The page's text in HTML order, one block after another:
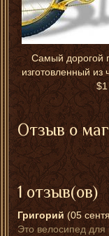
Самый дорогой
изготовленный из
Отзыв о
1 отзыв(ов)
Григорий (05
Это велосипед для